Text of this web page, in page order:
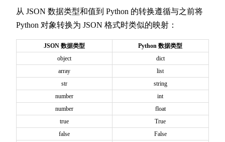
从 JSON 数据类型和值到 Python 的转换遵循与之前将
Python 对象转换为 JSON 格式时类似的映射：
JSON 数据类型
Python 数据类型
object
dict
array
list
str
string
number
int
number
float
true
True
false
False